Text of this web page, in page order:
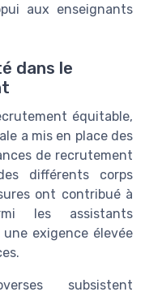
aux enseignants
dans le
équitable,
a mis en place des
de recrutement
différents corps
ont contribué à
les assistants
exigence élevée
subsistent